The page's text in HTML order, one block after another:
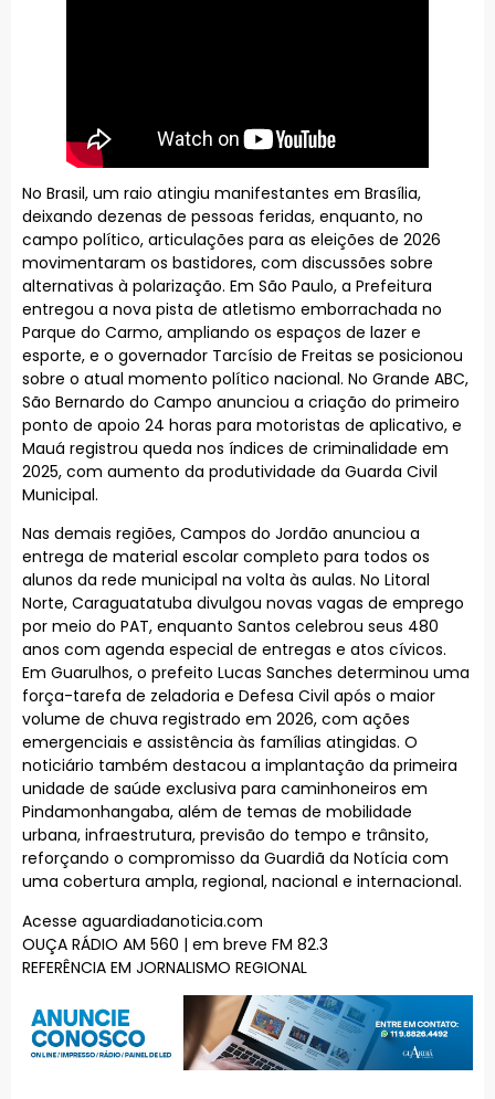
No Brasil, um raio atingiu manifestantes em Brasília,
deixando dezenas de pessoas feridas, enquanto, no
campo político, articulações para as eleições de 2026
movimentaram os bastidores, com discussões sobre
alternativas à polarização. Em São Paulo, a Prefeitura
entregou a nova pista de atletismo emborrachada no
Parque do Carmo, ampliando os espaços de lazer e
esporte, e o governador Tarcísio de Freitas se posicionou
sobre o atual momento político nacional. No Grande ABC,
São Bernardo do Campo anunciou a criação do primeiro
ponto de apoio 24 horas para motoristas de aplicativo, e
Mauá registrou queda nos índices de criminalidade em
2025, com aumento da produtividade da Guarda Civil
Municipal.
Nas demais regiões, Campos do Jordão anunciou a
entrega de material escolar completo para todos os
alunos da rede municipal na volta às aulas. No Litoral
Norte, Caraguatatuba divulgou novas vagas de emprego
por meio do PAT, enquanto Santos celebrou seus 480
anos com agenda especial de entregas e atos cívicos.
Em Guarulhos, o prefeito Lucas Sanches determinou uma
força-tarefa de zeladoria e Defesa Civil após o maior
volume de chuva registrado em 2026, com ações
emergenciais e assistência às famílias atingidas. O
noticiário também destacou a implantação da primeira
unidade de saúde exclusiva para caminhoneiros em
Pindamonhangaba, além de temas de mobilidade
urbana, infraestrutura, previsão do tempo e trânsito,
reforçando o compromisso da Guardiã da Notícia com
uma cobertura ampla, regional, nacional e internacional.
Acesse aguardiadanoticia.com
OUÇA RÁDIO AM 560 | em breve FM 82.3
REFERÊNCIA EM JORNALISMO REGIONAL